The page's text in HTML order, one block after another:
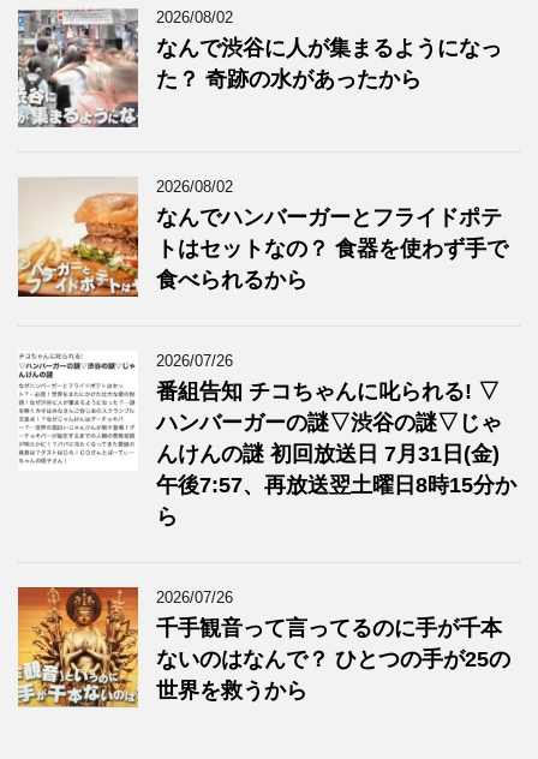
2026/08/02
なんで渋谷に人が集まるようになっ
た？ 奇跡の水があったから
2026/08/02
なんでハンバーガーとフライドポテ
トはセットなの？ 食器を使わず手で
食べられるから
2026/07/26
番組告知 チコちゃんに叱られる! ▽
ハンバーガーの謎▽渋谷の謎▽じゃ
んけんの謎 初回放送日 7月31日(金)
午後7:57、再放送翌土曜日8時15分か
ら
2026/07/26
千手観音って言ってるのに手が千本
ないのはなんで？ ひとつの手が25の
世界を救うから